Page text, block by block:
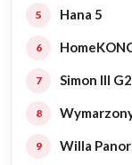
Filmy
Ogrody
KALKULATOR
O NAS
Hana 5
Simon III G2
Willa